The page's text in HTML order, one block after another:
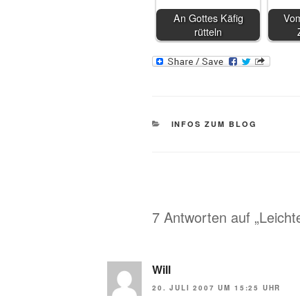
An Gottes Käfig
rütteln
KATEGORIEN
INFOS ZUM BLOG
7 Antworten auf
Will
20. JULI 2007 UM 15:25 UHR